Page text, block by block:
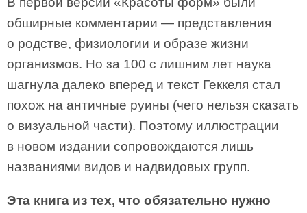
обширные комментарии — представления
о родстве, физиологии и образе жизни
организмов. Но за 100 с лишним лет наука
шагнула далеко вперед и текст Геккеля стал
похож на античные руины (чего нельзя сказать
о визуальной части). Поэтому иллюстрации
в новом издании сопровождаются лишь
названиями видов и надвидовых групп.
Эта книга из тех, что обязательно нужно